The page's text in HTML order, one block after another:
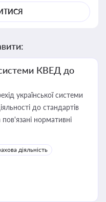
системи КВЕД до
української системи
до стандартів
нормативні
діяльність